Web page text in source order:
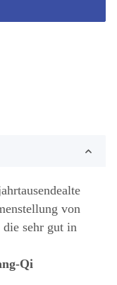
von
die sehr gut in
Qi